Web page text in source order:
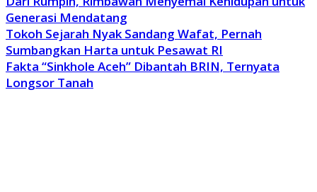
Generasi Mendatang
Tokoh Sejarah Nyak Sandang Wafat, Pernah
Sumbangkan Harta untuk Pesawat RI
Fakta “Sinkhole Aceh” Dibantah BRIN, Ternyata
Longsor Tanah